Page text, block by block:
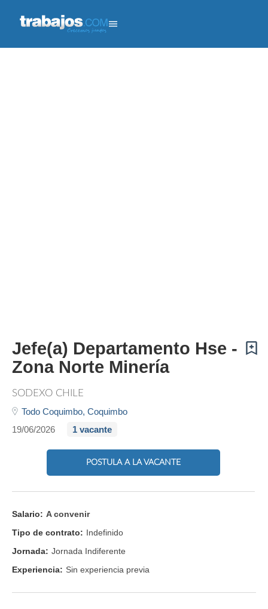
Jefe(a) Departamento Hse -
Zona Norte Minería
SODEXO CHILE
Todo Coquimbo, Coquimbo
19/06/2026
1 vacante
POSTULA A LA VACANTE
Salario: A convenir
Tipo de contrato: Indefinido
Jornada: Jornada Indiferente
Experiencia: Sin experiencia previa